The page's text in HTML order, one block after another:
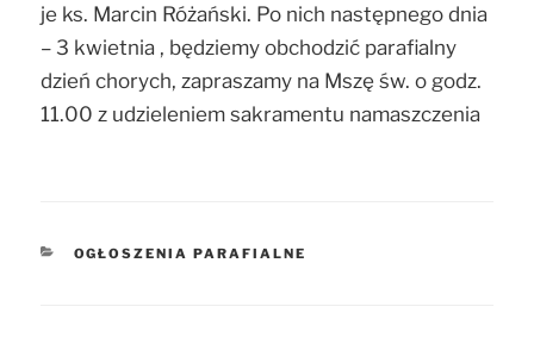
je ks. Marcin Różański. Po nich następnego dnia
– 3 kwietnia , będziemy obchodzić parafialny
dzień chorych, zapraszamy na Mszę św. o godz.
11.00 z udzieleniem sakramentu namaszczenia
KATEGORIE
OGŁOSZENIA PARAFIALNE